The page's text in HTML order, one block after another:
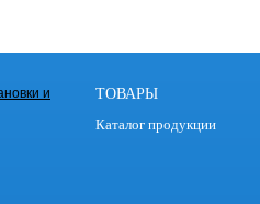
ТОВАРЫ
Каталог продукции